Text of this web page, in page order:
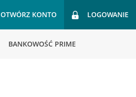
OTWÓRZ KONTO LOGOWANIE
BANKOWOŚĆ PRIME